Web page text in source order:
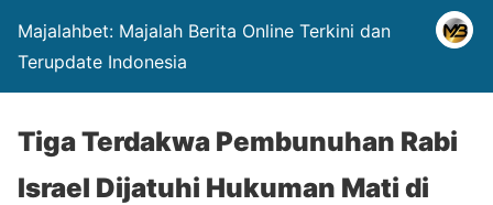
Majalahbet: Majalah Berita Online Terkini dan
Terupdate Indonesia
Tiga Terdakwa Pembunuhan Rabi
Israel Dijatuhi Hukuman Mati di